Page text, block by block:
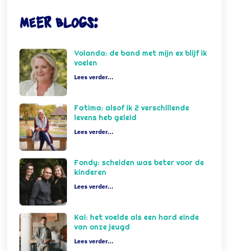
Meer blogs:
Yolanda: de band met mijn ex blijf ik
voelen
Lees verder...
Fatima: alsof ik 2 verschillende
levens heb geleid
Lees verder...
Fondy: scheiden was beter voor de
kinderen
Lees verder...
Kai: het voelde als een hard einde
van onze jeugd
Lees verder...